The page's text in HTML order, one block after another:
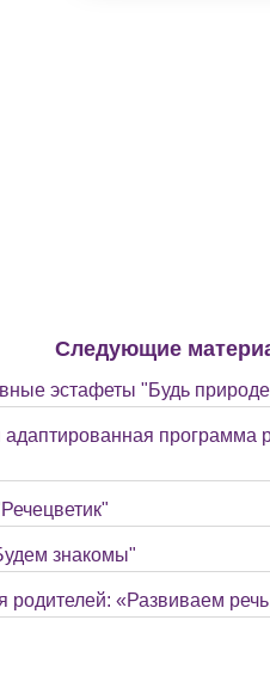
Следующие
эстафеты "Будь
программа
знакомы"
родителей: «Развиваем